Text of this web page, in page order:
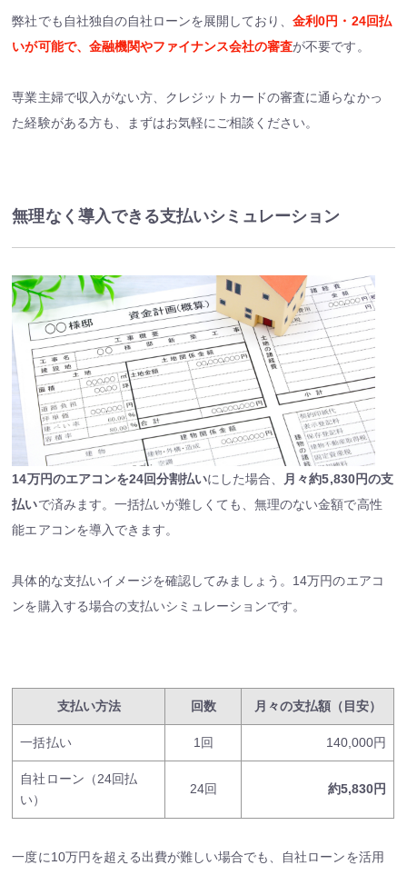
弊社でも自社独自の自社ローンを展開しており、金利0円・24回払
いが可能で、金融機関やファイナンス会社の審査が不要です。
専業主婦で収入がない方、クレジットカードの審査に通らなかっ
た経験がある方も、まずはお気軽にご相談ください。
無理なく導入できる支払いシミュレーション
14万円のエアコンを24回分割払いにした場合、
月々約5,830円の支
払いで済みます。一括払いが難しくても、無理のない金額で高性
能エアコンを導入できます。
具体的な支払いイメージを確認してみましょう。14万円のエアコ
ンを購入する場合の支払いシミュレーションです。
支払い方法 回数 月々の支払額（目安）
一括払い 1回 140,000円
自社ローン（24回払
い）
24回 約5,830円
一度に10万円を超える出費が難しい場合でも、自社ローンを活用